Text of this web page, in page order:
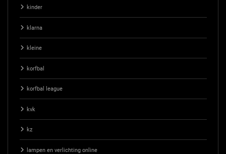
kinder
klarna
kleine
korfbal
korfbal league
kvk
kz
lampen en verlichting online